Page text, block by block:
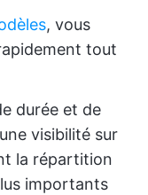
, vous
tout
durée et de
visibilité sur
la répartition
importants